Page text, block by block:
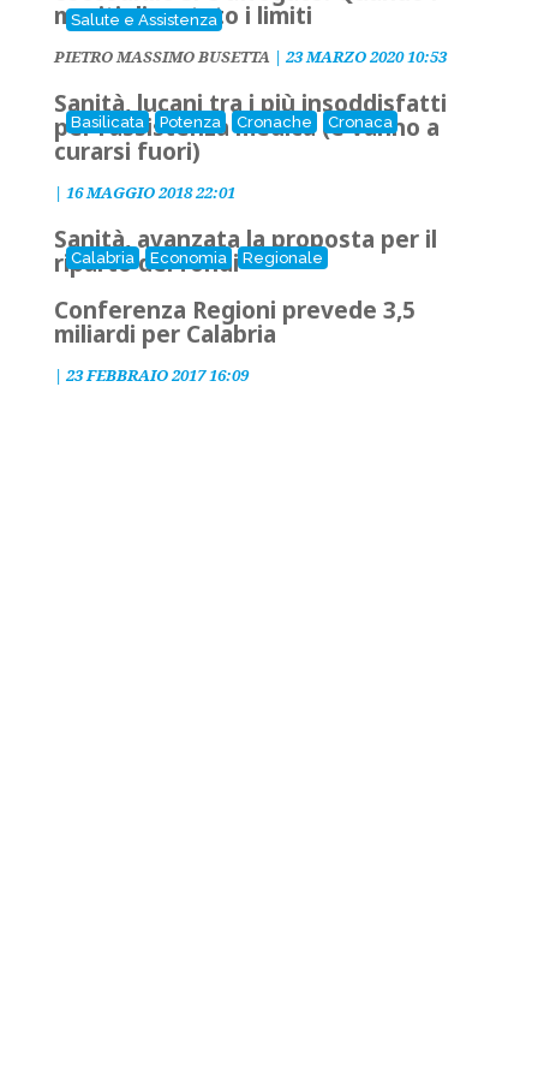
Salute e Assistenza
meriti diventato i limiti
PIETRO MASSIMO BUSETTA| 23 MARZO 2020 10:53
Basilicata Potenza Cronache Cronaca
Sanità, lucani tra i più insoddisfatti
per l'assistenza medica (e vanno a
curarsi fuori)
| 16 MAGGIO 2018 22:01
Calabria Economia Regionale
Sanità, avanzata la proposta per il
riparto dei fondi
Conferenza Regioni prevede 3,5
miliardi per Calabria
| 23 FEBBRAIO 2017 16:09